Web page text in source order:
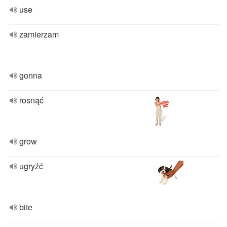
use
zamierzam
gonna
rosnąć
grow
ugryźć
bite